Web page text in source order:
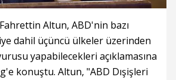
Altun, ABD'nin bazı
dahil üçüncü ülkeler üzerinden
yapabilecekleri açıklamasına
konuştu. Altun, "ABD Dışişleri